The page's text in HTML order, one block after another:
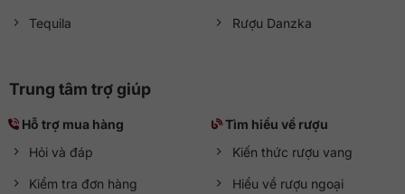
Tequila Rượu Danzka
Trung tâm trợ giúp
Hỗ trợ mua hàng
Hỏi và đáp
Kiểm tra đơn hàng
Tìm hiểu về rượu
Kiến thức rượu vang
Hiểu về rượu ngoại